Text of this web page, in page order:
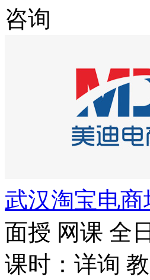
咨询
武汉淘宝电商
面授 网课 全
课时：详询